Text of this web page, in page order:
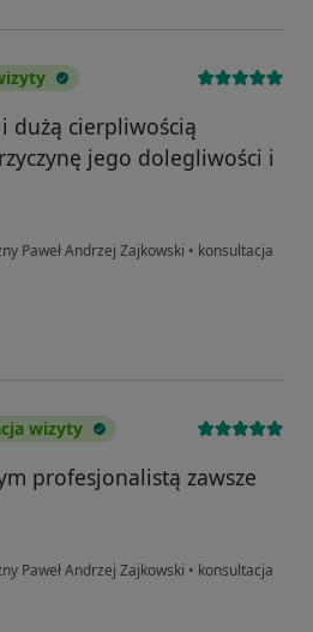
dużą cierpliwością
jego dolegliwości i
Paweł Andrzej Zajkowski • konsultacja
wizyty
profesjonalistą zawsze
Paweł Andrzej Zajkowski • konsultacja